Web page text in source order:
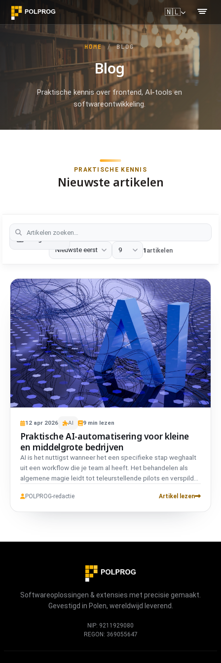
🇳🇱
Blog
Praktische kennis over frontend, AI-tools en
softwareontwikkeling.
HOME BLOG
PRAKTISCHE KENNIS
Nieuwste artikelen
1 artikelen
12 apr 2026 AI 9 min lezen
Praktische AI-automatisering voor kleine
en middelgrote bedrijven
AI is het nuttigst wanneer het een specifieke stap weghaalt
uit een workflow die je team al heeft. Het behandelen als
algemene magie leidt tot teleurstellende pilots en verspild
POLPROG-redactie Artikel lezen
Softwareoplossingen & extensies met precisie gemaakt.
Gevestigd in Polen, wereldwijd leverend.
NIP: 9211929080
REGON: 369055647